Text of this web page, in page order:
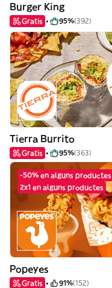
Burger King
Gratis 95%(392)
Tierra Burrito
Gratis 95%(363)
-50% en alguns productes
2x1 en alguns productes
Popeyes
Gratis 91%(152)